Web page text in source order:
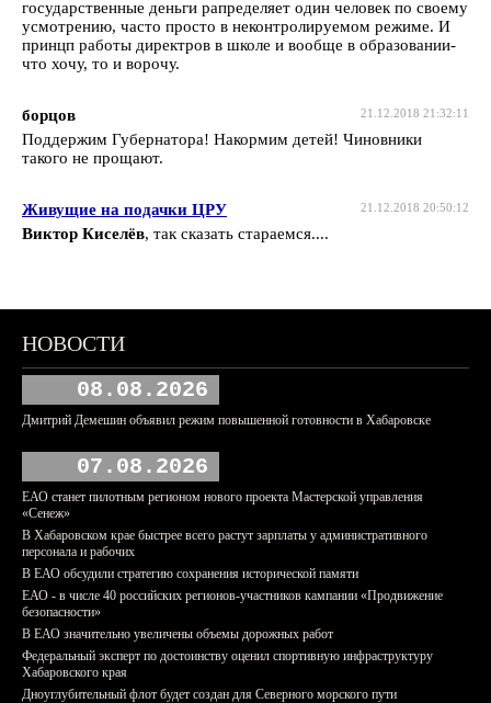
государственные деньги рапределяет один человек по своему
усмотрению, часто просто в неконтролируемом режиме. И
принцп работы директров в школе и вообще в образовании-
что хочу, то и ворочу.
21.12.2018 21:32:11
борцов
Поддержим Губернатора! Накормим детей! Чиновники
такого не прощают.
21.12.2018 20:50:12
Живущие на подачки ЦРУ
Виктор Киселёв, так сказать стараемся....
НОВОСТИ
08.08.2026
Дмитрий Демешин объявил режим повышенной готовности в Хабаровске
07.08.2026
ЕАО станет пилотным регионом нового проекта Мастерской управления
«Сенеж»
В Хабаровском крае быстрее всего растут зарплаты у административного
персонала и рабочих
В ЕАО обсудили стратегию сохранения исторической памяти
ЕАО - в числе 40 российских регионов-участников кампании «Продвижение
безопасности»
В ЕАО значительно увеличены объемы дорожных работ
Федеральный эксперт по достоинству оценил спортивную инфраструктуру
Хабаровского края
Дноуглубительный флот будет создан для Северного морского пути